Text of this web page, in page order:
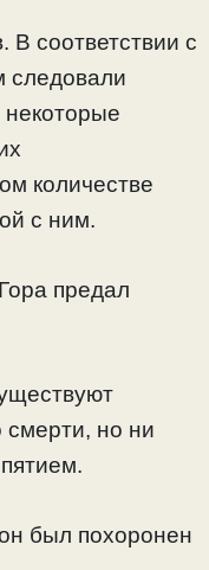
В соответствии с
следовали
количестве
с ним.
предал
смерти, но ни
был похоронен